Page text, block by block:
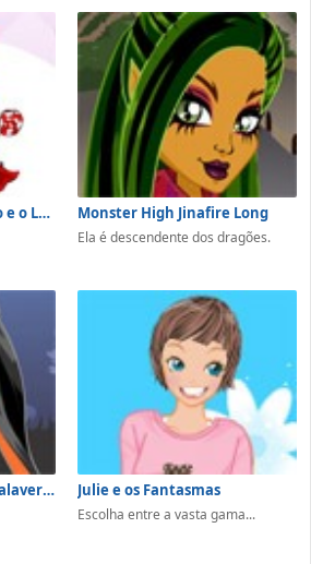
Chapeuzinho Vermelho e o Lobo Mau Monster High Jinafire Long
Ela é descendente dos dragões.
Monster High Skelita Calaveras Julie e os Fantasmas
Escolha entre a vasta gama...